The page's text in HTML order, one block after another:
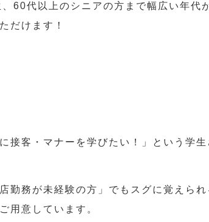
60代以上のシニアの方まで幅広い年代
だけます！
接客・マナーを学びたい！」という学生
勤務が未経験の方」でもスグに覚えら
用意しています。